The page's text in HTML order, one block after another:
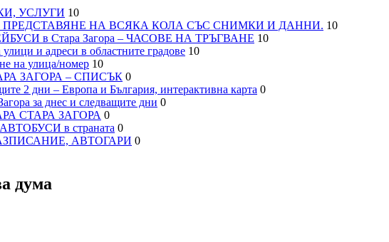
УСЛУГИ 10
ПРЕДСТАВЯНЕ НА ВСЯКА КОЛА СЪС СНИМКИ И ДАННИ. 10
в Стара Загора – ЧАСОВЕ НА ТРЪГВАНЕ 10
и адреси в областните градове 10
на улица/номер 10
ЗАГОРА – СПИСЪК 0
дни – Европа и България, интерактивна карта 0
за днес и следващите дни 0
СТАРА ЗАГОРА 0
в страната 0
АВТОГАРИ 0
дума